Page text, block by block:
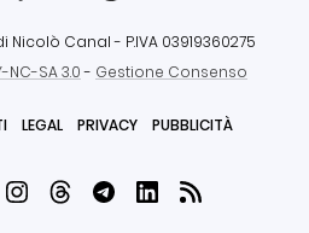
Nicolò Canal - P.IVA 03919360275
NC-SA 3.0- Gestione Consenso
LEGAL PRIVACY PUBBLICITÀ